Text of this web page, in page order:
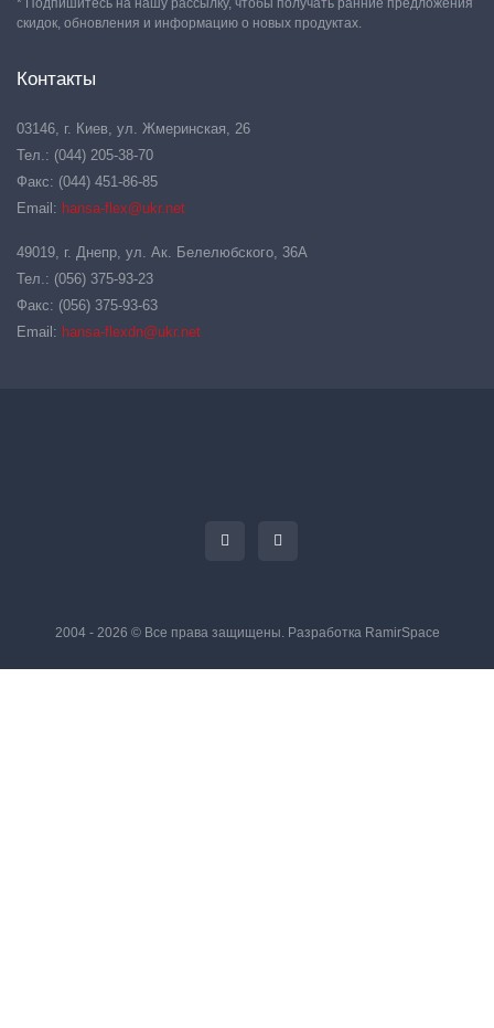
* Подпишитесь на нашу рассылку, чтобы получать ранние предложения
скидок, обновления и информацию о новых продуктах.
Контакты
03146, г. Киев, ул. Жмеринская, 26
Тел.: (044) 205-38-70
Факс: (044) 451-86-85
Email: hansa-flex@ukr.net
49019, г. Днепр, ул. Ак. Белелюбского, 36А
Тел.: (056) 375-93-23
Факс: (056) 375-93-63
Email: hansa-flexdn@ukr.net
2004 - 2026 © Все права защищены. Разработка RamirSpace